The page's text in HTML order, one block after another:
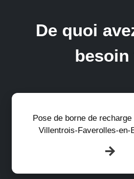
De quoi
besoin
Pose de borne de
Villentrois-Faverolles-en-